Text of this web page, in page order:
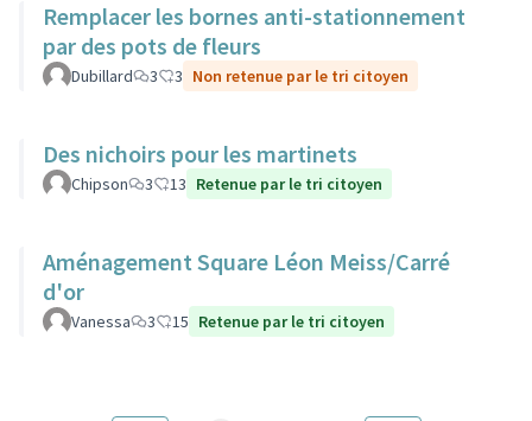
Remplacer les bornes anti-stationnement
par des pots de fleurs
Dubillard 3 3 Non retenue par le tri citoyen
Des nichoirs pour les martinets
Chipson 3 13 Retenue par le tri citoyen
Aménagement Square Léon Meiss/Carré
d'or
Vanessa 3 15 Retenue par le tri citoyen